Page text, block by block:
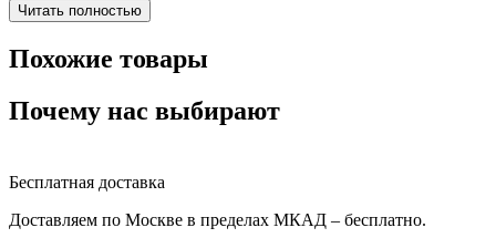
Читать полностью
Похожие товары
Почему нас выбирают
Бесплатная доставка
Доставляем по Москве в пределах МКАД – бесплатно.